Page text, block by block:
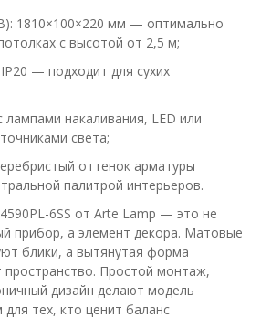
1810×100×220 мм — оптимально
с высотой от 2,5 м;
— подходит для сухих
накаливания, LED или
света;
оттенок арматуры
палитрой интерьеров.
6SS от Arte Lamp — это не
прибор, а элемент декора. Матовые
блики, а вытянутая форма
пространство. Простой монтаж,
дизайн делают модель
тех, кто ценит баланс